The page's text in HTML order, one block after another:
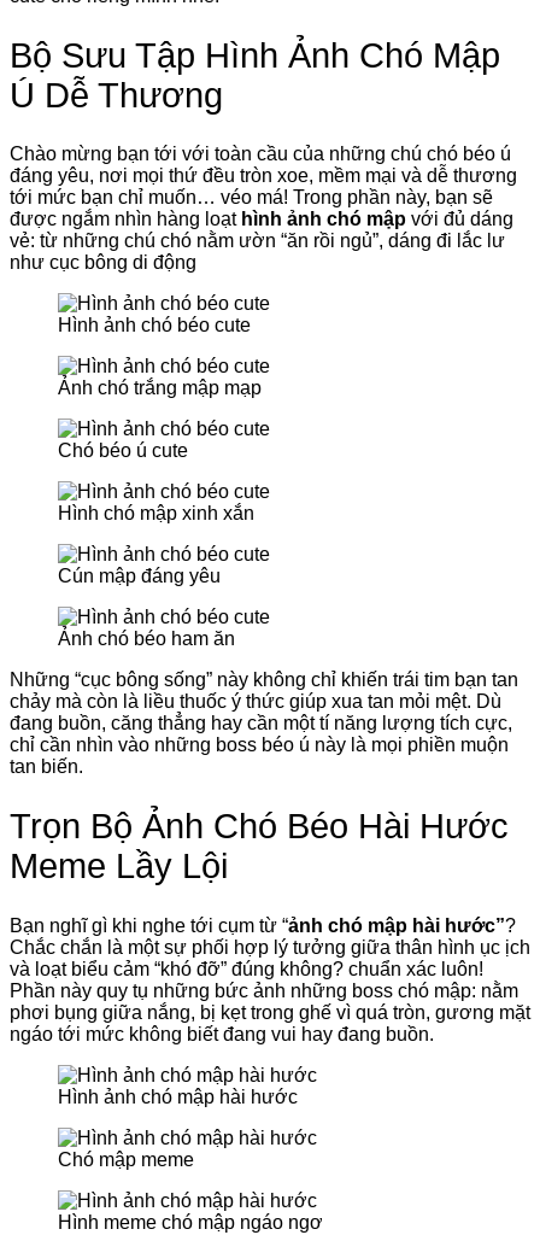
Bộ Sưu Tập Hình Ảnh Chó Mập
Ú Dễ Thương
Chào mừng bạn tới với toàn cầu của những chú chó béo ú
đáng yêu, nơi mọi thứ đều tròn xoe, mềm mại và dễ thương
tới mức bạn chỉ muốn… véo má! Trong phần này, bạn sẽ
được ngắm nhìn hàng loạt hình ảnh chó mập với đủ dáng
vẻ: từ những chú chó nằm ườn “ăn rồi ngủ”, dáng đi lắc lư
như cục bông di động
Hình ảnh chó béo cute
Ảnh chó trắng mập mạp
Chó béo ú cute
Hình chó mập xinh xắn
Cún mập đáng yêu
Ảnh chó béo ham ăn
Những “cục bông sống” này không chỉ khiến trái tim bạn tan
chảy mà còn là liều thuốc ý thức giúp xua tan mỏi mệt. Dù
đang buồn, căng thẳng hay cần một tí năng lượng tích cực,
chỉ cần nhìn vào những boss béo ú này là mọi phiền muộn
tan biến.
Trọn Bộ Ảnh Chó Béo Hài Hước
Meme Lầy Lội
Bạn nghĩ gì khi nghe tới cụm từ “ảnh chó mập hài hước”?
Chắc chắn là một sự phối hợp lý tưởng giữa thân hình ục ịch
và loạt biểu cảm “khó đỡ” đúng không? chuẩn xác luôn!
Phần này quy tụ những bức ảnh những boss chó mập: nằm
phơi bụng giữa nắng, bị kẹt trong ghế vì quá tròn, gương mặt
ngáo tới mức không biết đang vui hay đang buồn.
Hình ảnh chó mập hài hước
Chó mập meme
Hình meme chó mập ngáo ngơ